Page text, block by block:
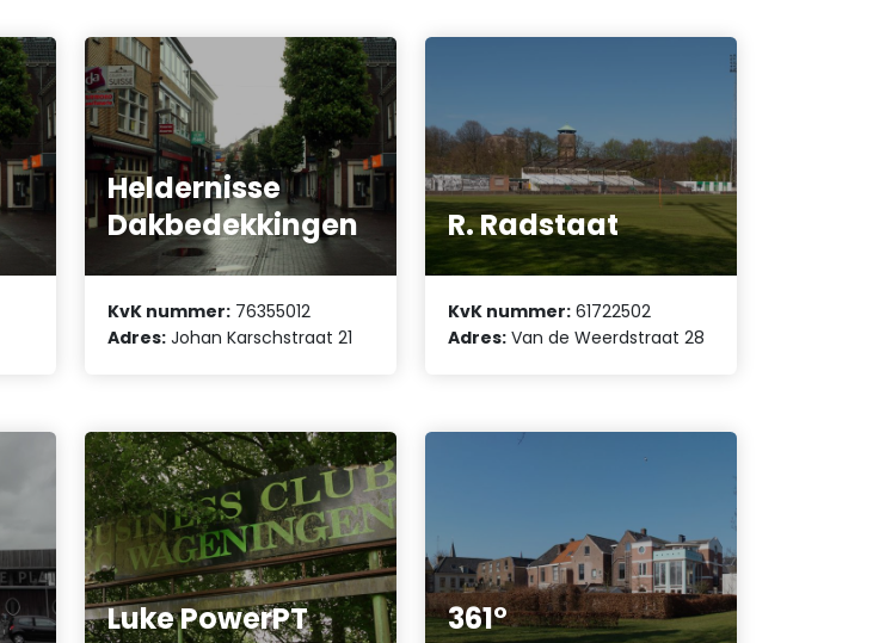
Heldernisse
Dakbedekkingen
KvK nummer: 76355012
Adres: Johan Karschstraat 21
R. Radstaat
KvK nummer: 61722502
Adres: Van de Weerdstraat 28
Luke PowerPT 361°